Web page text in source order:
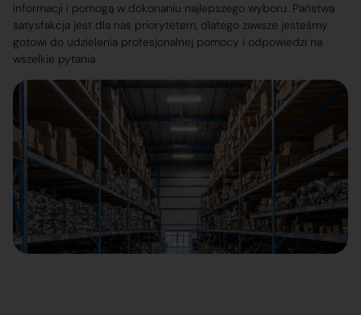
informacji i pomogą w dokonaniu najlepszego wyboru. Państwa
satysfakcja jest dla nas priorytetem, dlatego zawsze jesteśmy
gotowi do udzielenia profesjonalnej pomocy i odpowiedzi na
wszelkie pytania.